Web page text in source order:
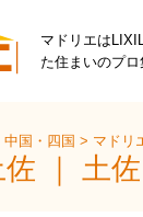
マドリエは
た住まいのプ
中国・四国> マドリ
｜ 土